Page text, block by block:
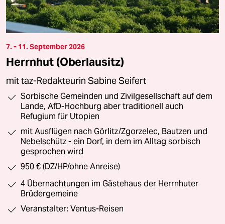
7. - 11. September 2026
Herrnhut (Oberlausitz)
mit taz-Redakteurin Sabine Seifert
Sorbische Gemeinden und Zivilgesellschaft auf dem
Lande, AfD-Hochburg aber traditionell auch
Refugium für Utopien
mit Ausflügen nach Görlitz/Zgorzelec, Bautzen und
Nebelschütz - ein Dorf, in dem im Alltag sorbisch
gesprochen wird
950 € (DZ/HP/ohne Anreise)
4 Übernachtungen im Gästehaus der Herrnhuter
Brüdergemeine
Veranstalter: Ventus-Reisen